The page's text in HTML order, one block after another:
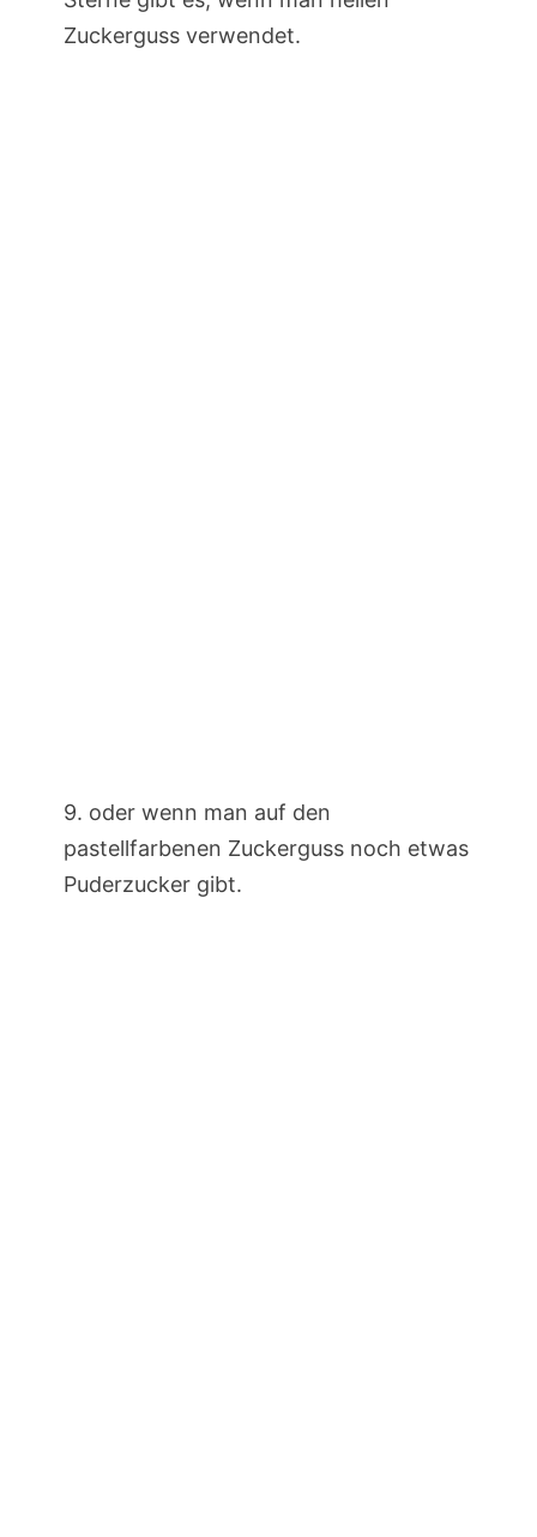
Zuckerguss verwendet.
9. oder wenn man auf den
pastellfarbenen Zuckerguss noch etwas
Puderzucker gibt.